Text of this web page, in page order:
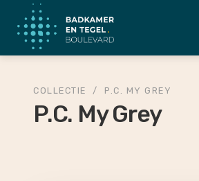
COLLECTIE / P.C. MY GREY
P.C. My Grey